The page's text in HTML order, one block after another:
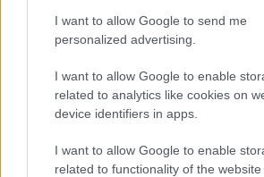
I want to allow Google to send me
personalized advertising.
I want to allow Google to enable
related to analytics like cookies on
device identifiers in apps.
I want to allow Google to enable
related to functionality of the website